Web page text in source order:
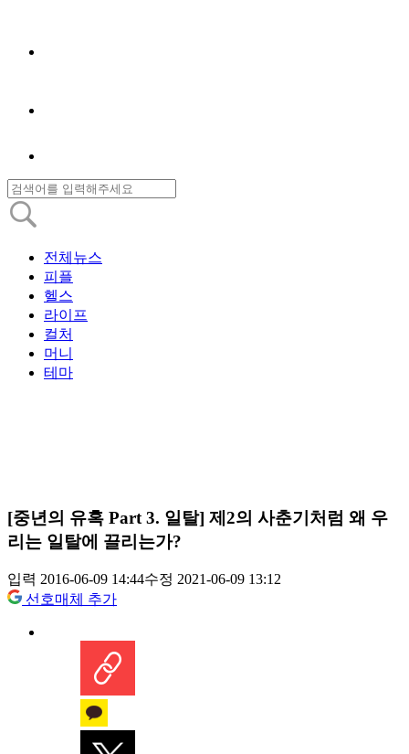
전체뉴스
피플
헬스
라이프
컬처
머니
테마
[중년의 유혹 Part 3. 일탈] 제2의 사춘기처럼 왜 우
리는 일탈에 끌리는가?
입력 2016-06-09 14:44수정 2021-06-09 13:12
선호매체 추가